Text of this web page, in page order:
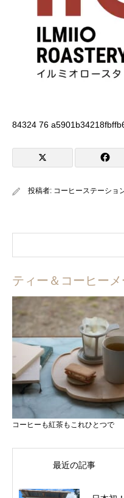
84324 76
投稿者: コーヒーステーショ
ティー＆コーヒー
コーヒーも紅茶もこれひとつで
最近の記事